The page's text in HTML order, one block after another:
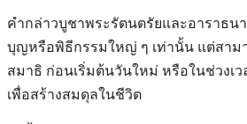
คำกล่าวบูชาพระรัตนตรัยและอาราธน
บุญหรือพิธีกรรมใหญ่ ๆ เท่านั้น แต่สาม
สมาธิ ก่อนเริ่มต้นวันใหม่ หรือในช่วงเ
เพื่อสร้างสมดุลในชีวิต